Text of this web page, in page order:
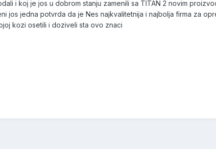
i koj je jos u dobrom stanju zamenili sa TITAN 2 novim
jos jedna potvrda da je Nes najkvalitetnija i najbolja firma za
kozi osetili i doziveli sta ovo znaci